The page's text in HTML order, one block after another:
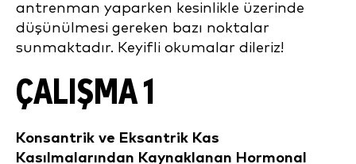
antrenman yaparken kesinlikle üzerinde
düşünülmesi gereken bazı noktalar
sunmaktadır. Keyifli okumalar dileriz!
ÇALIŞMA 1
Konsantrik ve Eksantrik Kas
Kasılmalarından Kaynaklanan Hormonal